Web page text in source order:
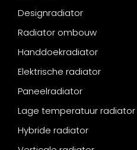
Designradiator
Radiator ombouw
Handdoekradiator
Elektrische radiator
Paneelradiator
Lage temperatuur radiator
Hybride radiator